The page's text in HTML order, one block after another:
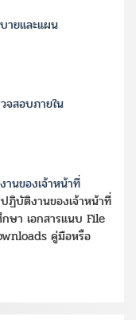
ายและแผน
สอบภายใน
นของเจ้าหน้าที่
ฏิบัติงานของเจ้าหน้าที่
ษา เอกสารแนบ File
คู่มือหรือ